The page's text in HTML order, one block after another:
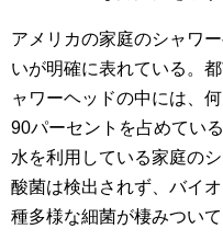
アメリカの家庭のシャワ
いが明確に表れている。
ャワーヘッドの中には、
90パーセントを占めてい
水を利用している家庭の
酸菌は検出されず、バイ
種多様な細菌が棲みつい